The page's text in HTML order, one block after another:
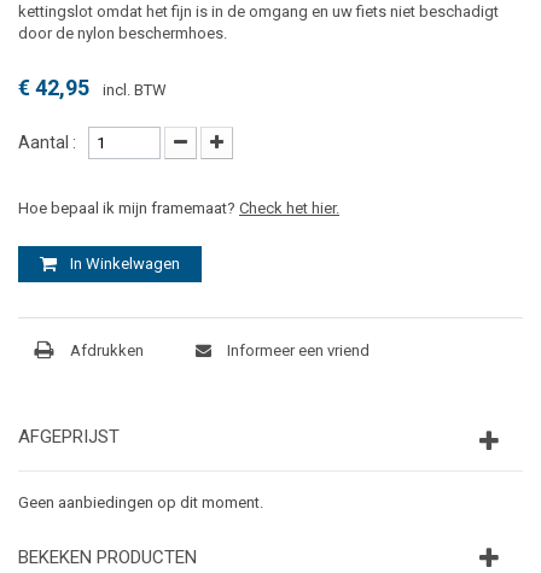
kettingslot omdat het fijn is in de omgang en uw fiets niet beschadigt
door de nylon beschermhoes.
€ 42,95 incl. BTW
Aantal :
Hoe bepaal ik mijn framemaat? Check het hier.
In Winkelwagen
Afdrukken Informeer een vriend
AFGEPRIJST
Geen aanbiedingen op dit moment.
BEKEKEN PRODUCTEN